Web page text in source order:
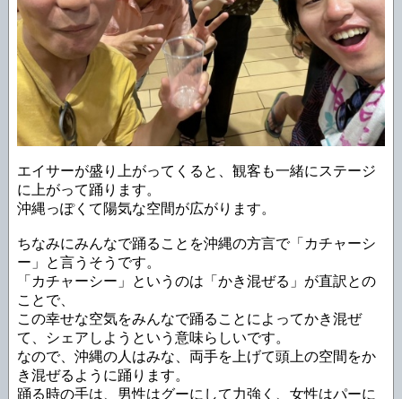
エイサーが盛り上がってくると、観客も一緒にステージ
に上がって踊ります。
沖縄っぽくて陽気な空間が広がります。
ちなみにみんなで踊ることを沖縄の方言で「カチャーシ
ー」と言うそうです。
「カチャーシー」というのは「かき混ぜる」が直訳との
ことで、
この幸せな空気をみんなで踊ることによってかき混ぜ
て、シェアしようという意味らしいです。
なので、沖縄の人はみな、両手を上げて頭上の空間をか
き混ぜるように踊ります。
踊る時の手は、男性はグーにして力強く、女性はパーに